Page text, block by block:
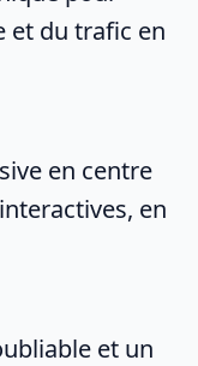
et du trafic en
en centre
en
et un